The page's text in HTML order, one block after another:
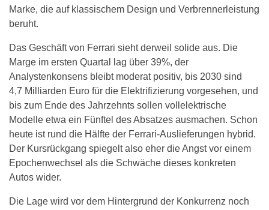
Marke, die auf klassischem Design und Verbrennerleistung
beruht.
Das Geschäft von Ferrari sieht derweil solide aus. Die
Marge im ersten Quartal lag über 39%, der
Analystenkonsens bleibt moderat positiv, bis 2030 sind
4,7 Milliarden Euro für die Elektrifizierung vorgesehen, und
bis zum Ende des Jahrzehnts sollen vollelektrische
Modelle etwa ein Fünftel des Absatzes ausmachen. Schon
heute ist rund die Hälfte der Ferrari-Auslieferungen hybrid.
Der Kursrückgang spiegelt also eher die Angst vor einem
Epochenwechsel als die Schwäche dieses konkreten
Autos wider.
Die Lage wird vor dem Hintergrund der Konkurrenz noch